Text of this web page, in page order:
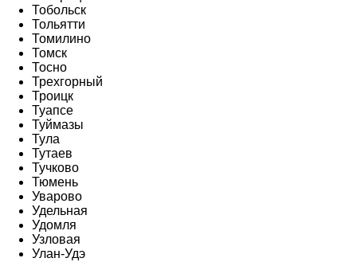
Тобольск
Тольятти
Томилино
Томск
Тосно
Трехгорный
Троицк
Туапсе
Туймазы
Тула
Тутаев
Тучково
Тюмень
Уварово
Удельная
Удомля
Узловая
Улан-Удэ